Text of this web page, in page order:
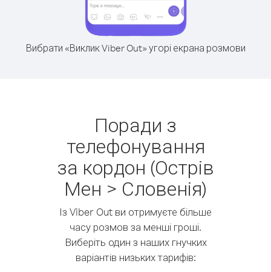
Вибрати «Виклик Viber Out» угорі екрана розмови
Поради з
телефонування
за кордон (Острів
Мен > Словенія)
Із Viber Out ви отримуєте більше
часу розмов за менші гроші.
Виберіть один з наших гнучких
варіантів низьких тарифів: